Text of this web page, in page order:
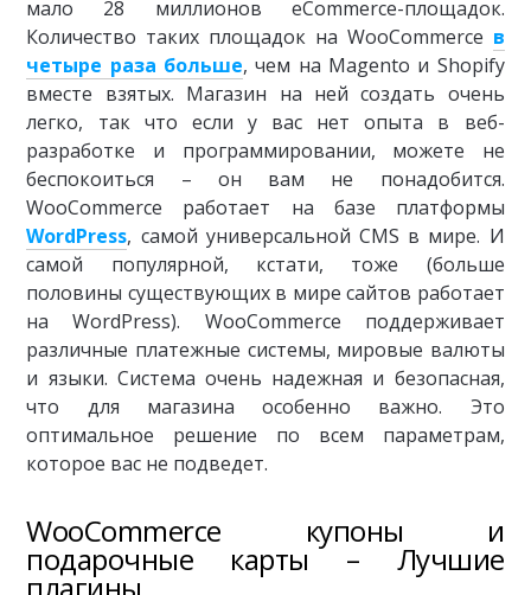
мало 28 миллионов eCommerce-площадок.
Количество таких площадок на WooCommerce в
четыре раза больше, чем на Magento и Shopify
вместе взятых. Магазин на ней создать очень
легко, так что если у вас нет опыта в веб-
разработке и программировании, можете не
беспокоиться – он вам не понадобится.
WooCommerce работает на базе платформы
WordPress, самой универсальной CMS в мире. И
самой популярной, кстати, тоже (больше
половины существующих в мире сайтов работает
на WordPress). WooCommerce поддерживает
различные платежные системы, мировые валюты
и языки. Система очень надежная и безопасная,
что для магазина особенно важно. Это
оптимальное решение по всем параметрам,
которое вас не подведет.
WooCommerce купоны и
подарочные карты – Лучшие
плагины